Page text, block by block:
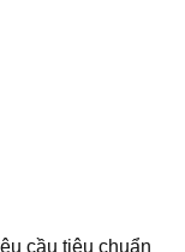
cầu tiêu chuẩn